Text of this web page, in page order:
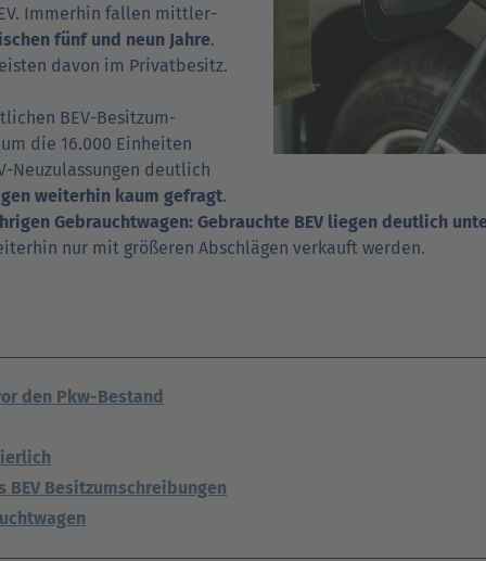
Immer­hin fallen mittler­
fünf und neun Jahre.
davon im Privat­besitz.
BEV-Besitz­um­
die 16.000 Einheiten
Neuzulassungen deutlich
weiterhin kaum gefragt.
Gebraucht­wagen: Gebrauchte BEV liegen deutlich
nur mit größeren Abschlä­gen verkauft werden.
den Pkw-Bestand
BEV Besitzumschreibungen